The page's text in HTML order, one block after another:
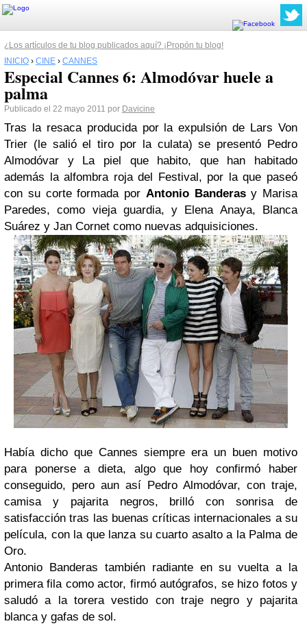
¿Los artículos de tu blog publicados aquí? ¡Propón tu blog!
INICIO › CINE › CANNES
Especial Cannes 6: Almodóvar huele a
palma
Publicado el 22 mayo 2011 por Davicine
Tras la resaca producida por la expulsión de Lars Von
Trier (le salió el tiro por la culata) se presentó Pedro
Almodóvar y La piel que habito, que han habitado
además la alfombra roja del Festival, por la que paseó
con su corte formada por Antonio Banderasy Marisa
Paredes, como vieja guardia, y Elena Anaya, Blanca
Suárez y Jan Cornet como nuevas adquisiciones.
Había dicho que Cannes siempre era un buen motivo
para ponerse a dieta, algo que hoy confirmó haber
conseguido, pero aun así Pedro Almodóvar, con traje,
camisa y pajarita negros, brilló con sonrisa de
satisfacción tras las buenas críticas internacionales a su
película, con la que lanza su cuarto asalto a la Palma de
Oro.
Antonio Banderas también radiante en su vuelta a la
primera fila como actor, firmó autógrafos, se hizo fotos y
saludó a la torera vestido con traje negro y pajarita
blanca y gafas de sol.